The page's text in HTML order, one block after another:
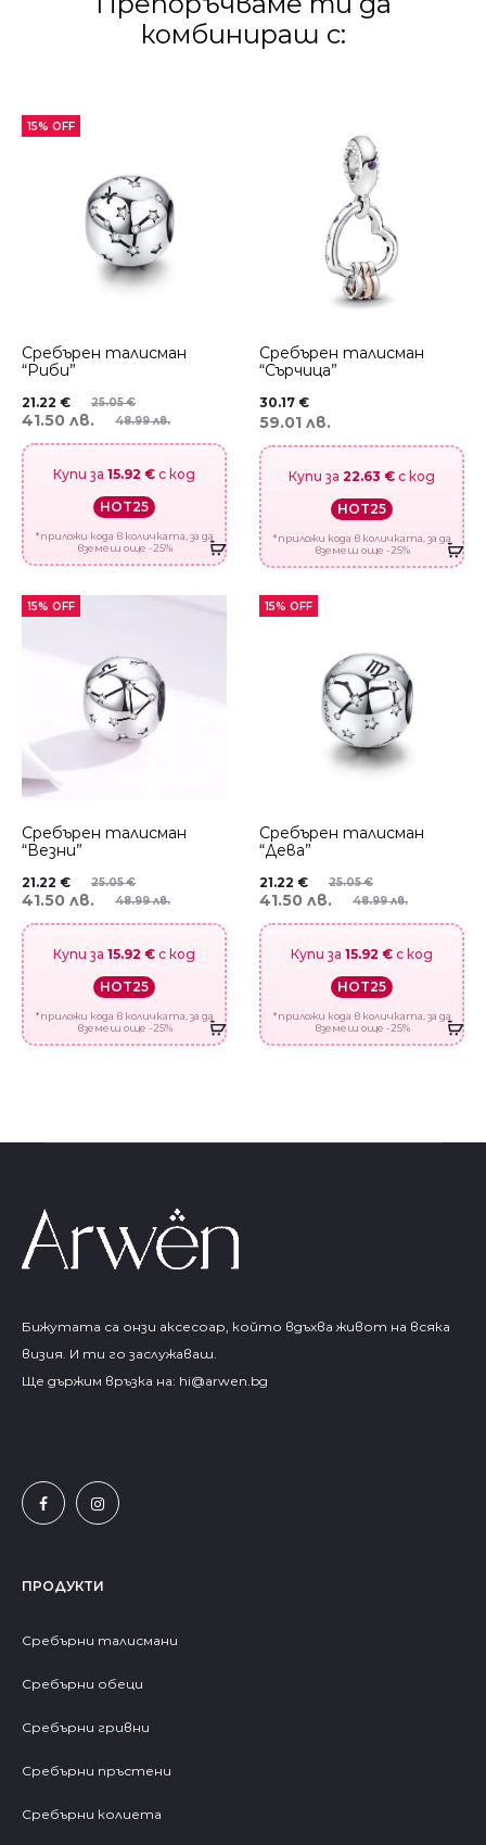
комбинираш с:
15% OFF
Сребърен талисман
“Риби”
25.05€
21.22 €
48.99 лв.
41.50 лв.
Купи за 15.92 € с код
HOT25
*приложи кода в количката, за да
вземеш още -25%
Сребърен талисман
“Сърчица”
30.17 €
59.01 лв.
Купи за 22.63 € с код
HOT25
*приложи кода в количката, за да
вземеш още -25%
15% OFF
Сребърен талисман
“Везни”
25.05€
21.22 €
48.99 лв.
41.50 лв.
Купи за 15.92 € с код
HOT25
*приложи кода в количката, за да
вземеш още -25%
15% OFF
Сребърен талисман
“Дева”
25.05€
21.22 €
48.99 лв.
41.50 лв.
Купи за 15.92 € с код
HOT25
*приложи кода в количката, за да
вземеш още -25%
Бижутата са онзи аксесоар, който вдъхва живот на всяка
визия. И ти го заслужаваш.
Ще държим връзка на: hi@arwen.bg
ПРОДУКТИ
Сребърни талисмани
Сребърни обеци
Сребърни гривни
Сребърни пръстени
Сребърни колиета